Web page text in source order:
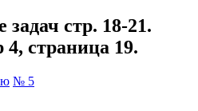
стр. 18-21.
страница 19.
№ 5